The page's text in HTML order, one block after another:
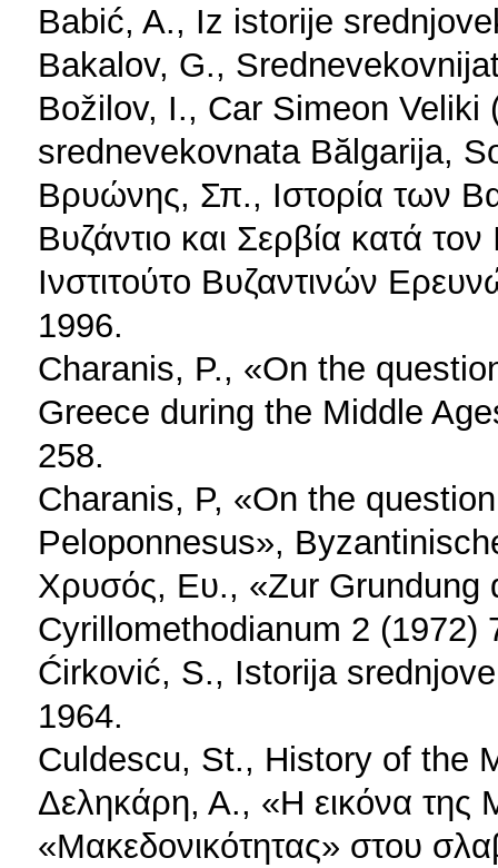
Babić, A., Iz istorije
Bakalov, G.,
Božilov, I., Car Simeon
srednevekovnata Bălgarija,
Βρυώνης, Σπ., Ιστορία των
Βυζάντιο και Σερβία κατά
Ινστιτούτο Βυζαντινών
1996.
Charanis, P., «On the
Greece during the Middle
258.
Charanis, P, «On the
Peloponnesus»,
Χρυσός, Ευ., «Zur Grundung
Cyrillomethodianum 2 (1972)
Ćirković, S., Istorija
1964.
Culdescu, St., History of the
Δεληκάρη, Α., «Η εικόνα της
«Μακεδονικότητας» στου